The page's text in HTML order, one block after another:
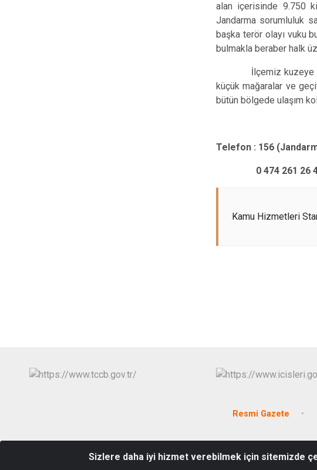
alan içerisinde 9.750
Jandarma sorumluluk
başka terör olayı vuku
bulmakla beraber halk
İlçemiz kuzeye doğru
küçük mağaralar ve
bütün bölgede ulaşım
Telefon : 156
0 474 261 26
Kamu Hizmetleri
Resmi Gazete
Sizlere daha iyi hizmet verebilmek için sitemizde